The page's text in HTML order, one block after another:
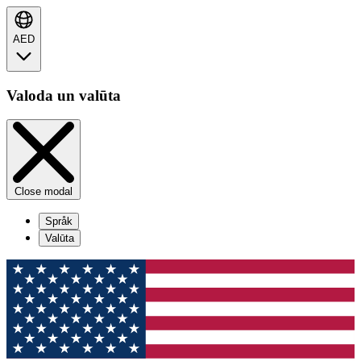
AED
Valoda un valūta
Close modal
Språk
Valūta